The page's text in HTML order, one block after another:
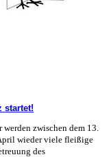
startet!
werden zwischen dem 13.
wieder viele fleißige
des